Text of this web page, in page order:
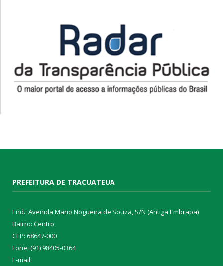
PREFEITURA DE TRACUATEUA
End.: Avenida Mario Nogueira de Souza, S/N (Antiga Embrapa)
Bairro: Centro
CEP: 68647-000
Fone: (91) 98405-0364
E-mail: